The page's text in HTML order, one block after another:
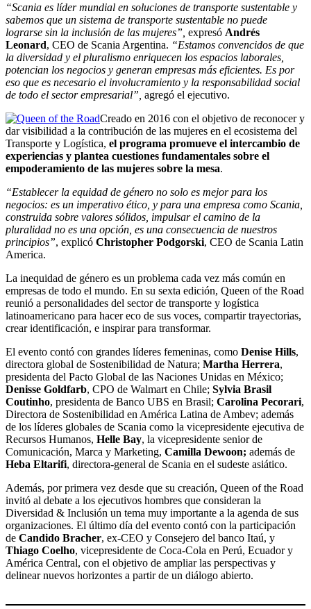
“Scania es líder mundial en soluciones de transporte sustentable y
sabemos que un sistema de transporte sustentable no puede
lograrse sin la inclusión de las mujeres”, expresó Andrés
Leonard, CEO de Scania Argentina. “Estamos convencidos de que
la diversidad y el pluralismo enriquecen los espacios laborales,
potencian los negocios y generan empresas más eficientes. Es por
eso que es necesario el involucramiento y la responsabilidad social
de todo el sector empresarial”, agregó el ejecutivo.
Creado en 2016 con el objetivo de reconocer y
dar visibilidad a la contribución de las mujeres en el ecosistema del
Transporte y Logística, el programa promueve el intercambio de
experiencias y plantea cuestiones fundamentales sobre el
empoderamiento de las mujeres sobre la mesa.
“Establecer la equidad de género no solo es mejor para los
negocios: es un imperativo ético, y para una empresa como Scania,
construida sobre valores sólidos, impulsar el camino de la
pluralidad no es una opción, es una consecuencia de nuestros
principios”, explicó Christopher Podgorski, CEO de Scania Latin
America.
La inequidad de género es un problema cada vez más común en
empresas de todo el mundo. En su sexta edición, Queen of the Road
reunió a personalidades del sector de transporte y logística
latinoamericano para hacer eco de sus voces, compartir trayectorias,
crear identificación, e inspirar para transformar.
El evento contó con grandes líderes femeninas, como Denise Hills,
directora global de Sostenibilidad de Natura; Martha Herrera,
presidenta del Pacto Global de las Naciones Unidas en México;
Denisse Goldfarb, CPO de Walmart en Chile; Sylvia Brasil
Coutinho, presidenta de Banco UBS en Brasil; Carolina Pecorari,
Directora de Sostenibilidad en América Latina de Ambev; además
de los líderes globales de Scania como la vicepresidente ejecutiva de
Recursos Humanos, Helle Bay, la vicepresidente senior de
Comunicación, Marca y Marketing, Camilla Dewoon; además de
Heba Eltarifi, directora-general de Scania en el sudeste asiático.
Además, por primera vez desde que su creación, Queen of the Road
invitó al debate a los ejecutivos hombres que consideran la
Diversidad & Inclusión un tema muy importante a la agenda de sus
organizaciones. El último día del evento contó con la participación
de Candido Bracher, ex-CEO y Consejero del banco Itaú, y
Thiago Coelho, vicepresidente de Coca-Cola en Perú, Ecuador y
América Central, con el objetivo de ampliar las perspectivas y
delinear nuevos horizontes a partir de un diálogo abierto.